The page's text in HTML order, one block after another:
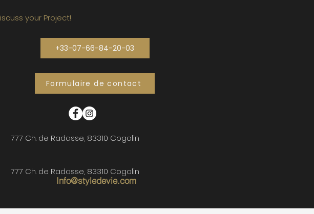
your Project!
+33-07-66-84-20-03
Formulaire de contact
777 Ch. de Radasse, 83310 Cogolin
Info@styledevie.com
777 Ch. de Radasse, 83310 Cogolin